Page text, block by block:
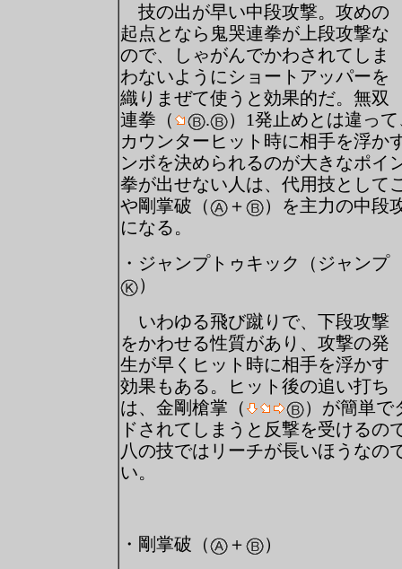
技の出が早い中段攻撃。攻めの
起点となら鬼哭連拳が上段攻撃な
ので、しゃがんでかわされてしま
わないようにショートアッパーを
織りまぜて使うと効果的だ。無双
連拳（
.
）1発止めとは違っ
カウンターヒット時に相手を浮か
ンボを決められるのが大きなポイ
拳が出せない人は、代用技として
や剛掌破（
＋
）を主力の中段
になる。
・ジャンプトゥキック（ジャンプ
）
いわゆる飛び蹴りで、下段攻撃
をかわせる性質があり、攻撃の発
生が早くヒット時に相手を浮かす
効果もある。ヒット後の追い打ち
は、金剛槍掌（
）が簡単で
ドされてしまうと反撃を受けるの
八の技ではリーチが長いほうなの
い。
・剛掌破（ ＋
）